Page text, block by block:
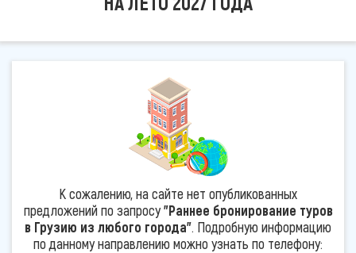
К сожалению, на сайте нет опубликованных
предложений по запросу"Раннее бронирование туров
в Грузию из любого города". Подробную информацию
по данному направлению можно узнать по телефону: